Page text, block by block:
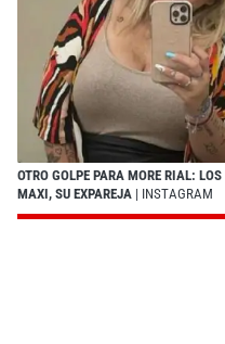
OTRO GOLPE PARA MORE RIAL:
MAXI, SU EXPAREJA | INSTAGRAM